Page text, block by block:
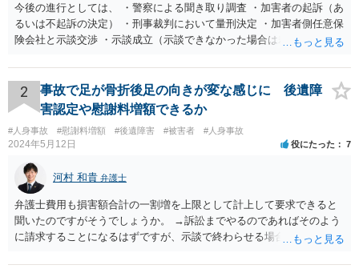
今後の進行としては、 ・警察による聞き取り調査 ・加害者の起訴（あ
るいは不起訴の決定） ・刑事裁判において量刑決定 ・加害者側任意保
険会社と示談交渉 ・示談成立（示談できなかった場合は裁判） となり
加害者に対する処罰感情など尋ねられるはずですので、率直にお答え
になるとよいと思います。
2
事故で足が骨折後足の向きが変な感じに 後遺障
害認定や慰謝料増額できるか
#人身事故 #慰謝料増額 #後遺障害 #被害者 #人身事故
2024年5月12日 役にたった 7
河村 和貴 弁護士
弁護士費用も損害額合計の一割増を上限として計上して要求できると
聞いたのですがそうでしょうか。 →訴訟までやるのであればそのよう
に請求することになるはずですが、示談で終わらせる場合には、そこ
ならほとんど充足できるか多くが返ってくるイメージなので頼むのも